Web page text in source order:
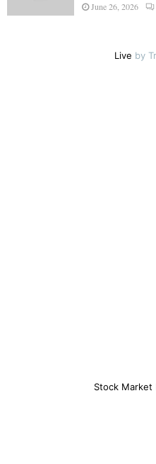
June 26, 2026
Live by
Stock Market